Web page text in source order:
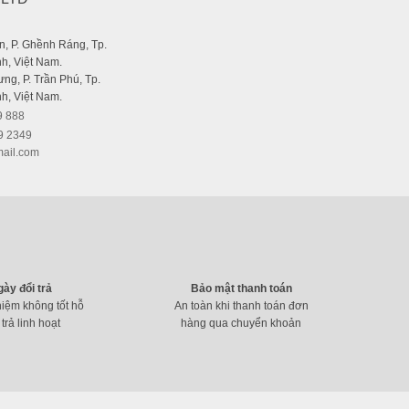
P. Ghềnh Ráng, Tp.
Việt Nam.
P. Trần Phú, Tp.
Việt Nam.
888
2349
đổi trả
không tốt hỗ
linh hoạt
Bảo mật thanh toán
An toàn khi thanh toán đơn
hàng qua chuyển khoản